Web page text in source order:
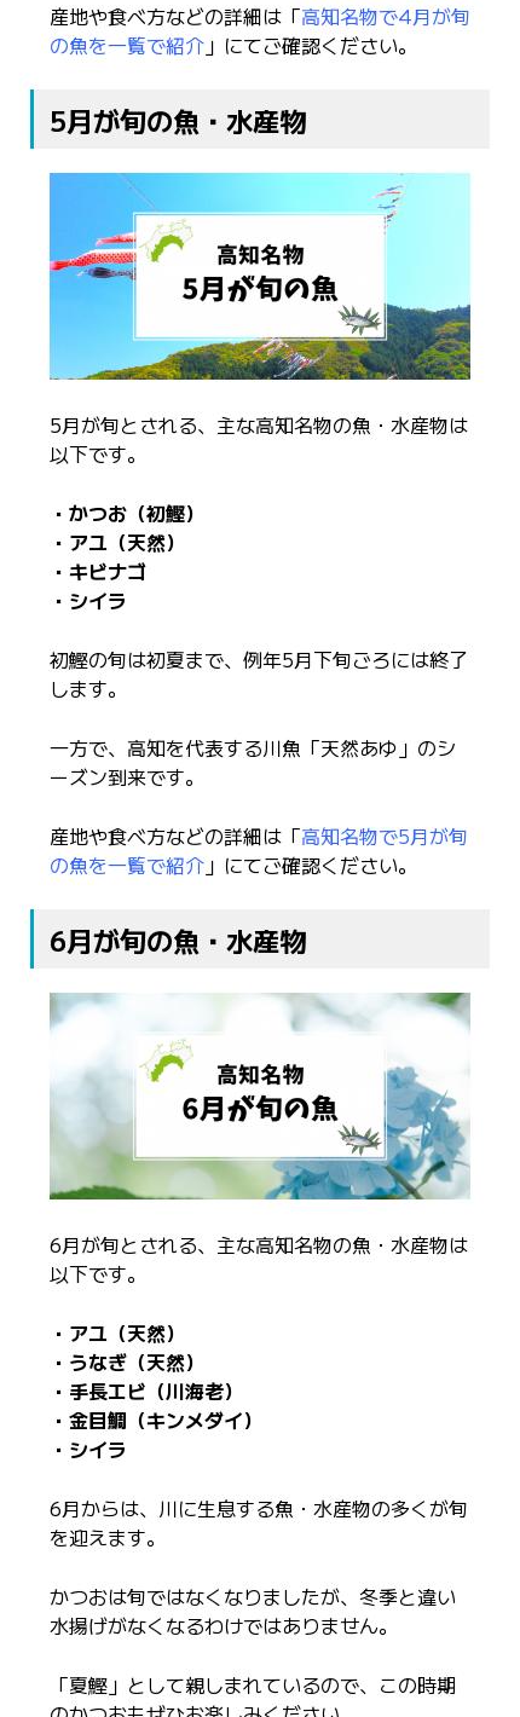
産地や食べ方などの詳細は「高知名物で4月が旬
の魚を一覧で紹介 」にてご確認ください。
5月が旬の魚・水産物
5月が旬とされる、主な高知名物の魚・水産物は
以下です。
・かつお（初鰹）
・アユ（天然）
・キビナゴ
・シイラ
初鰹の旬は初夏まで、例年5月下旬ごろには終了
します。
一方で、高知を代表する川魚「天然あゆ」のシ
ーズン到来です。
産地や食べ方などの詳細は「高知名物で5月が旬
の魚を一覧で紹介 」にてご確認ください。
6月が旬の魚・水産物
6月が旬とされる、主な高知名物の魚・水産物は
以下です。
・アユ（天然）
・うなぎ（天然）
・手長エビ（川海老）
・金目鯛（キンメダイ）
・シイラ
6月からは、川に生息する魚・水産物の多くが旬
を迎えます。
かつおは旬ではなくなりましたが、冬季と違い
水揚げがなくなるわけではありません。
「夏鰹」として親しまれているので、この時期